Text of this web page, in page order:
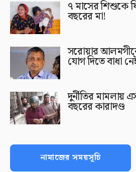
৭ মাসের শিশুকে
বছরের মা!
সরোয়ার
যোগ দিতে বাধা
দুর্নীতির মামলায়
বছরের কারাদণ্ড
নামাজের সময়সূচি